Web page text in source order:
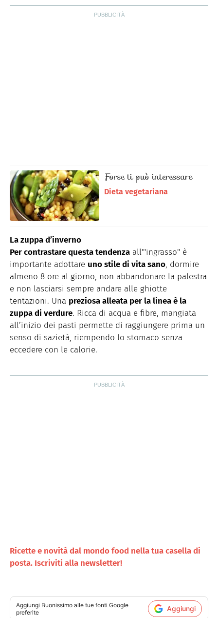
Forse ti può interessare
Dieta vegetariana
La zuppa d’inverno
Per contrastare questa tendenza all'"ingrasso" è
importante adottare uno stile di vita sano, dormire
almeno 8 ore al giorno, non abbandonare la palestra
e non lasciarsi sempre andare alle ghiotte
tentazioni. Una preziosa alleata per la linea è la
zuppa di verdure. Ricca di acqua e fibre, mangiata
all’inizio dei pasti permette di raggiungere prima un
senso di sazietà, riempendo lo stomaco senza
eccedere con le calorie.
Ricette e novità dal mondo food nella tua casella di
posta. Iscriviti alla newsletter!
Aggiungi Buonissimo alle tue fonti Google
preferite
Aggiungi